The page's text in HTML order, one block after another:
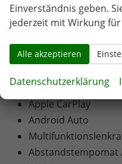
Radio
Navigation Europa
USB
Touch-Bildschirm
Apple CarPlay
Android Auto
Abstandstempomat
Einverständnis geben.
jederzeit mit Wirkung
Alle akzeptieren
Datenschutzerklärung